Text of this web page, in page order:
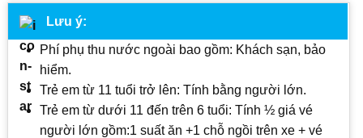
Lưu ý:
Phí phụ thu nước ngoài bao gồm: Khách sạn, bảo
hiểm.
Trẻ em từ 11 tuổi trở lên: Tính bằng người lớn.
Trẻ em từ dưới 11 đến trên 6 tuổi: Tính ½ giá vé
người lớn gồm:1 suất ăn +1 chỗ ngồi trên xe + vé